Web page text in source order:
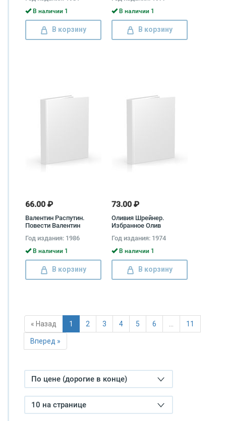
В наличии 1
В корзину
В наличии 1
В корзину
66.00 ₽
Валентин Распутин.
Повести Валентин
Год издания: 1986
В наличии 1
В корзину
73.00 ₽
Оливия Шрейнер.
Избранное Олив
Год издания: 1974
В наличии 1
В корзину
« Назад 1 2 3 4 5 6 … 11
Вперед »
По цене (дорогие в конце)
10 на странице